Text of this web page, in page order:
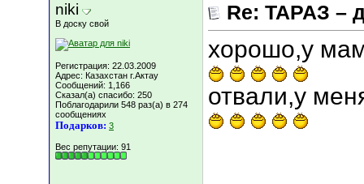
niki
В доску свой
Регистрация: 22.03.2009
Адрес: Казахстан г.Актау
Сообщений: 1,166
Сказал(а) спасибо: 250
Поблагодарили 548 раз(а) в 274
сообщениях
Подарков: 3
Вес репутации: 91
Re: ТАРАЗ –
хорошо,у
отвали,у